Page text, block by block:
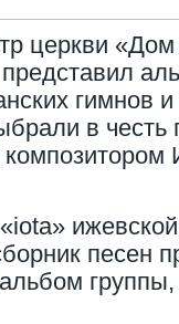
церкви «Дом
гимнов
в
песен